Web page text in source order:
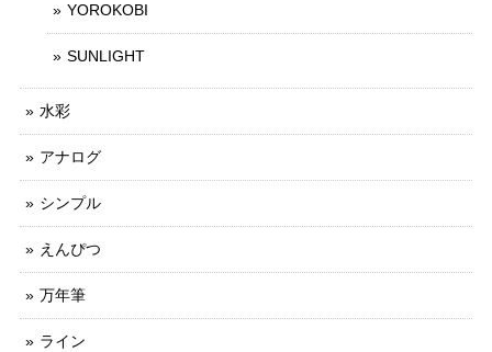
YOROKOBI
SUNLIGHT
水彩
アナログ
シンプル
えんぴつ
万年筆
ライン